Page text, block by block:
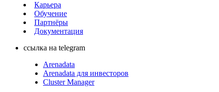
Карьера
Обучение
Партнёры
Документация
ссылка на telegram
Arenadata
Arenadata для инвесторов
Cluster Manager